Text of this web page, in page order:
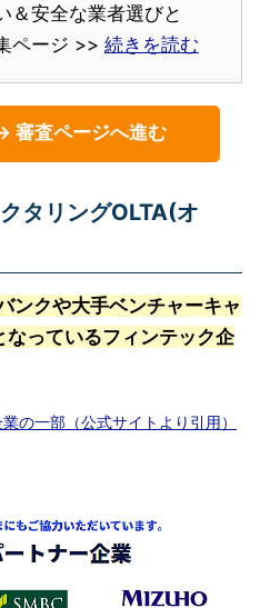
＆安全な業者選びと
ページ >> 続きを読む
審査ページへ進む
タリングOLTA(オ
ンクや大手ベンチャーキャ
なっているフィンテック企
の一部（公式サイトより引用）